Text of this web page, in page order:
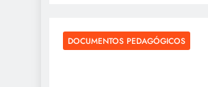
DOCUMENTOS PEDAGÓGICOS